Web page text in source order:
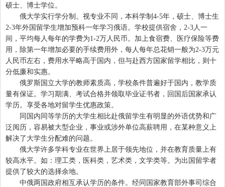
硕士、博士学位。
俄大学实行学分制。视专业不同，本科学制4-5年，硕士、博士生
2-3年外国留学生增加预科一年学习俄语。学校提供宿舍，2-3人一
间，平均每人每年的学费为1-2万人民币。加上食宿费、医疗保险等费
用，除第一年增加必要的手续费用外，每人每年总花销一般为2-3万元
人民币左右，费用水平略高于国内，但与赴西方国家留学相比，则十
分低廉和实惠。
俄罗斯国立大学的教师素质高，学校条件普遍好于国内，教学质
量有保证。学习期满、考试合格并领取毕业证书者，回国后国家承认
学历。享受各地对留学生优惠政策。
同国内同等学历的大学生相比赴俄留学生有明显的外语优势和广
泛阅历，容易被大型企业，事业或涉外单位高薪聘用，在某种意义上
解决了大学生分配难的问题。
俄大学许多学科专业在世界上居于领先地位，并在教育质量上有
较高水平。如：理工类，医科类，艺术类，文学类等。为出国留学者
提供了较大的选择余地。
中俄两国政府相互承认学历的条件。经同国家教育部外事司综合